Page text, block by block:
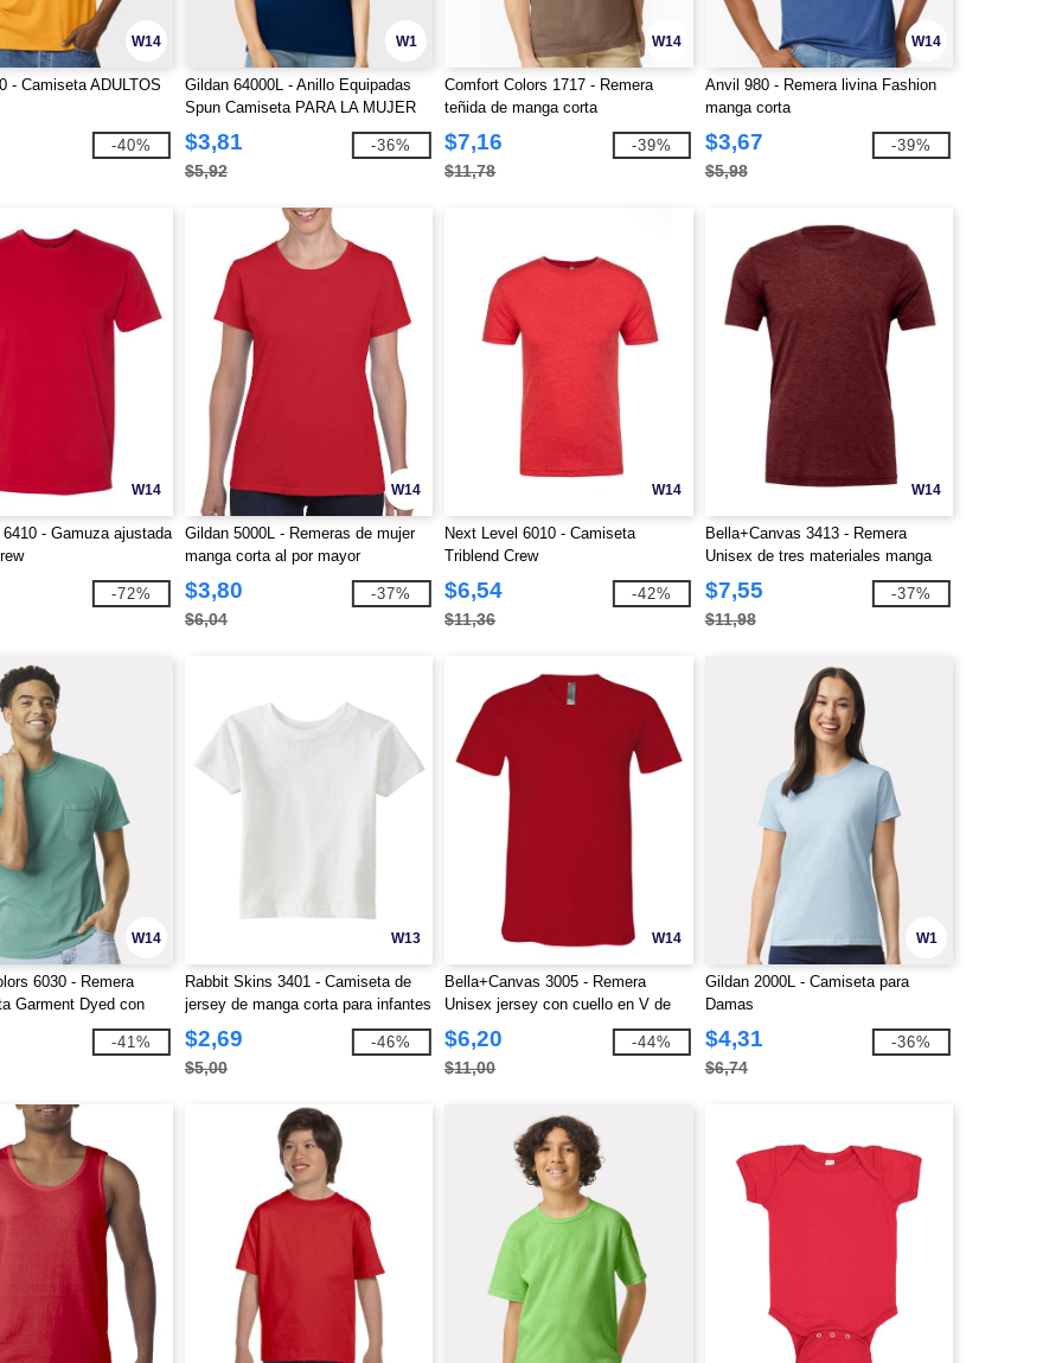
W14
- Camiseta ADULTOS
-40%
W1
Gildan 64000L - Anillo Equipadas
Spun Camiseta PARA LA MUJER
$3,81
$5,92
-36%
W14
Comfort Colors 1717 - Remera
teñida de manga corta
$7,16
$11,78
-39%
W14
Anvil 980 - Remera livina Fashion
manga corta
$3,67
$5,98
-39%
W14
- Gamuza ajustada
-72%
W14
Gildan 5000L - Remeras de mujer
manga corta al por mayor
$3,80
$6,04
-37%
W14
Next Level 6010 - Camiseta
Triblend Crew
$6,54
$11,36
-42%
W14
Bella+Canvas 3413 - Remera
Unisex de tres materiales manga
corta
$7,55
$11,98
-37%
W14
6030 - Remera
Garment Dyed con
-41%
W13
Rabbit Skins 3401 - Camiseta de
jersey de manga corta para infantes
de 5.5 oz.
$2,69
$5,00
-46%
W14
Bella+Canvas 3005 - Remera
Unisex jersey con cuello en V de
manga corta
$6,20
$11,00
-44%
W1
Gildan 2000L - Camiseta para
Damas
$4,31
$6,74
-36%